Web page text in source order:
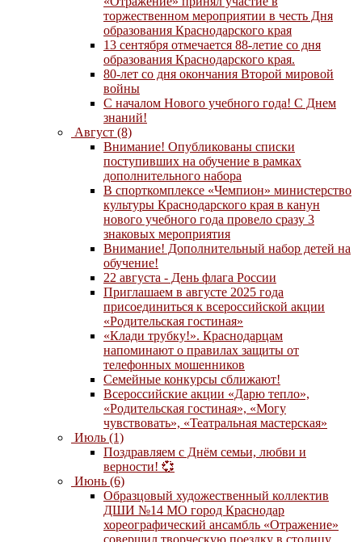
торжественном мероприятии в честь Дня
образования Краснодарского края
13 сентября отмечается 88-летие со дня
образования Краснодарского края.
80-лет со дня окончания Второй мировой
войны
С началом Нового учебного года! С Днем
знаний!
Август (8)
Внимание! Опубликованы списки
поступивших на обучение в рамках
дополнительного набора
В спорткомплексе «Чемпион» министерство
культуры Краснодарского края в канун
нового учебного года провело сразу 3
знаковых мероприятия
Внимание! Дополнительный набор детей на
обучение!
22 августа - День флага России
Приглашаем в августе 2025 года
присоединиться к всероссийской акции
«Родительская гостиная»
«Клади трубку!». Краснодарцам
напоминают о правилах защиты от
телефонных мошенников
Семейные конкурсы сближают!
Всероссийские акции «Дарю тепло»,
«Родительская гостиная», «Могу
чувствовать», «Театральная мастерская»
Июль (1)
Поздравляем с Днём семьи, любви и
верности! 💞
Июнь (6)
Образцовый художественный коллектив
ДШИ №14 МО город Краснодар
хореографический ансамбль «Отражение»
совершил творческую поездку в столицу